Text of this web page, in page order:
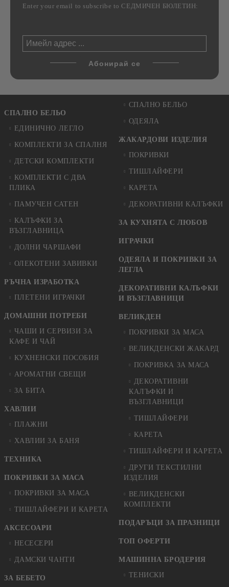
Enter your email to subscribe to СЕДМИЧЕН БЮЛЕТИН:
СПАЛНО БЕЛЬО
ЕДИНИЧНО ЛЕГЛО
КОМПЛЕКТИ ЗА СПАЛНЯ
ДЕТСКИ КОМПЛЕКТИ
КОМПЛЕКТИ С ДВА
ПЛИКА
ПАМУЧЕН САТЕН
КАЛЪФКИ ЗА
ВЪЗГЛАВНИЦА
ДОЛНИ ЧАРШАФИ
ОЛЕКОТЕНИ ЗАВИВКИ
РЪЧНА ИЗРАБОТКА
ПЛЕТЕНИ ИГРАЧКИ
ДОМАШНИ ПОТРЕБИ
ЧАШИ И СЕРВИЗИ ЗА
КАФЕ И ЧАЙ
КУХНЕНСКИ ПОСОБИЯ
АРОМАТНИ СВЕЩИ
ЗА БИТА
ХАВЛИИ
ПЛАЖНИ
ХАВЛИИ ЗА БАНЯ
ТЕХНИКА
ПОКРИВКИ ЗА МАСА
ПОКРИВКИ ЗА МАСА
ТИШЛАЙФЕРИ И КАРЕТА
АКСЕСОАРИ
НЕСЕСЕРИ
ДАМСКИ ЧАНТИ
ЗА БЕБЕТО
СПАЛНО БЕЛЬО
ОДЕЯЛА
ЖАКАРДОВИ ИЗДЕЛИЯ
ПОКРИВКИ
ТИШЛАЙФЕРИ
КАРЕТА
ДЕКОРАТИВНИ КАЛЪФКИ
ЗА КУХНЯТА С ЛЮБОВ
ИГРАЧКИ
ОДЕЯЛА И ПОКРИВКИ ЗА
ЛЕГЛА
ДЕКОРАТИВНИ КАЛЪФКИ
И ВЪЗГЛАВНИЦИ
ВЕЛИКДЕН
ПОКРИВКИ ЗА МАСА
ВЕЛИКДЕНСКИ ЖАКАРД
ПОКРИВКА ЗА МАСА
ДЕКОРАТИВНИ
КАЛЪФКИ И
ВЪЗГЛАВНИЦИ
ТИШЛАЙФЕРИ
КАРЕТА
ТИШЛАЙФЕРИ И КАРЕТА
ДРУГИ ТЕКСТИЛНИ
ИЗДЕЛИЯ
ВЕЛИКДЕНСКИ
КОМПЛЕКТИ
ПОДАРЪЦИ ЗА ПРАЗНИЦИ
ТОП ОФЕРТИ
МАШИННА БРОДЕРИЯ
ТЕНИСКИ